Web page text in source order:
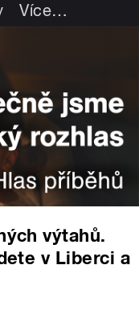
Více…
výtahů.
v Liberci a